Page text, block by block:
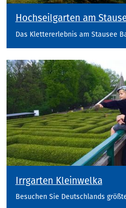
Hochseilgarten am
Das Klettererlebnis am Stausee
Irrgarten Kleinwelka
Besuchen Sie Deutschlands